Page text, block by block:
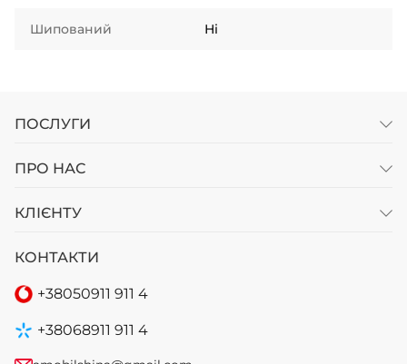
Шипований Ні
ПОСЛУГИ
ПРО НАС
КЛІЄНТУ
КОНТАКТИ
+38050911 911 4
+38068911 911 4